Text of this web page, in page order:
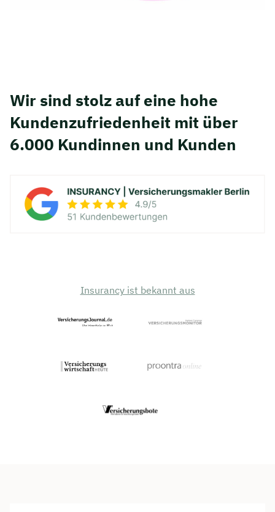
Wir sind stolz auf eine hohe
Kunden­zufriedenheit mit über
6.000 Kundinnen und Kunden
Insurancy ist bekannt aus